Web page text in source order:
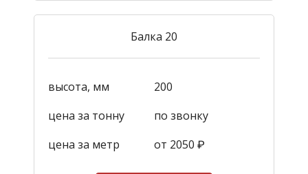
Балка 20
высота, мм
200
цена за тонну
по звонку
цена за метр
от 2050 ₽